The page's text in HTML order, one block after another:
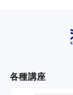
各種講座